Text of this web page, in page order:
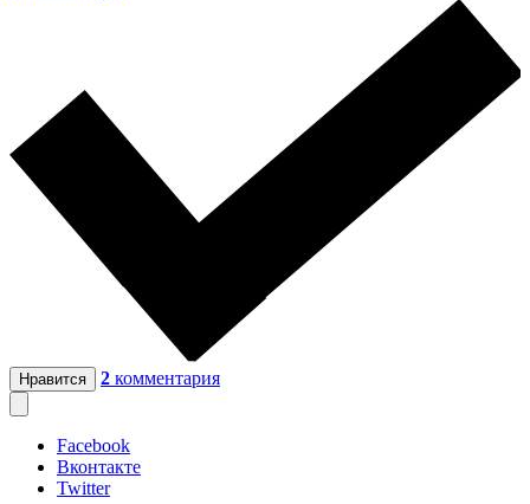
Нравится 2 комментария
Facebook
Вконтакте
Twitter